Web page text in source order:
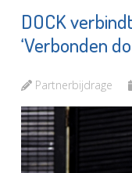
DOCK
‘Verbonden
Partnerbijdrage